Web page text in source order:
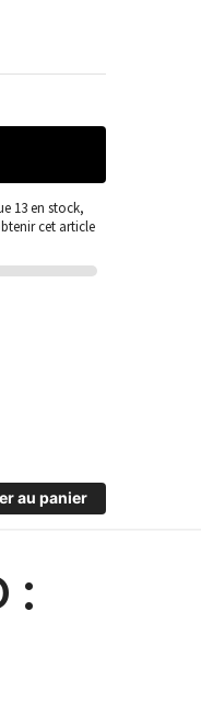
13 en stock,
cet article
au panier
: